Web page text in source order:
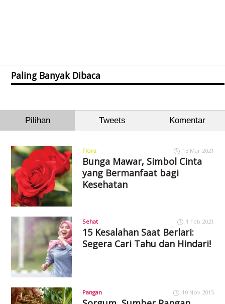
Paling Banyak Dibaca
Pilihan Tweets Komentar
Flora 13 Mar 2021
Bunga Mawar, Simbol Cinta
yang Bermanfaat bagi
Kesehatan
Sehat 1 Feb 2021
15 Kesalahan Saat Berlari:
Segera Cari Tahu dan Hindari!
Pangan 10 Nov 2015